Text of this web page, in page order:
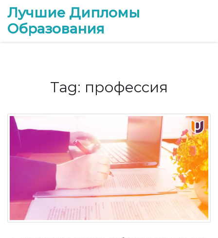
Лучшие Дипломы
Образования
Tag: профессия